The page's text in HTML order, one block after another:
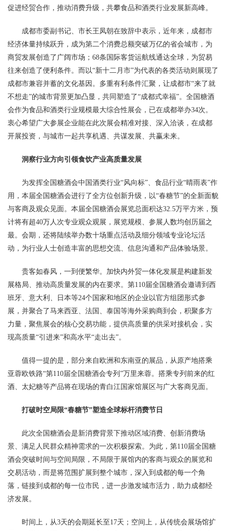
促进经贸合作，推动消费升级，共攀食品和酒类行业发展新高峰。
成都市委副书记、市长王凤朝在致辞中表示，近年来，成都市
经济体量持续跃升，成为第二个消费总额突破万亿的省会城市，为
商贸发展创造了广阔市场；68条国际客货运航线通达全球，为贸易
往来创造了便利条件。而以“新十二月市”为代表的各类活动则展现了
成都市兼容并蓄的文化基因。多重有利条件汇聚，让成都市“来了就
不想走”的城市背景更加凸显，共同塑造了“成都式幸福”。全国糖酒
会作为食品和酒类行业规模最大综合性展会，已在成都举办34次。
衷心希望广大参展企业能在此次展会精准对接、深入洽谈，在成都
开展投资，与城市一起共享机遇、共谋发展、共赢未来。
洞察行业方向引领食饮产业高质量发展
为发挥全国糖酒会中国酒类行业“风向标”、食品行业“晴雨表”作
用，本届全国糖酒会进行了全方位创新升级，以“春糖节”的全新面貌
与客商及观众见面。本届全国糖酒会展览总面积达32.5万平方米，预
计将有超40万人次专业观众观展，展览规模、参展人数均创历届之
最。会期，还将陆续举办数十场重点活动及细分领域专业论坛活
动，为行业人士创造丰富的思想交流、信息沟通和产品体验场景。
贵客如春风，一到便繁华。加快内外贸一体化发展是构建新发
展格局、推动高质量发展的内在要求。第110届全国糖酒会邀请到西
班牙、意大利、日本等24个国家和地区的企业以官方组团形式参
展，并聚合了马来西亚、法国、泰国等海外采购商到会，积聚多方
力量，聚焦展会的核心交易功能，提供高质量的供采对接机会，实
现高质量“引进来”和高水平“走出去”。
值得一提的是，部分来自欧洲和东南亚的展品，从原产地搭乘
亚蓉欧铁路“第110届全国糖酒会专列”万里来蓉。搭乘专列前来的红
酒、太妃糖等产品将在现场的青白江国家馆展区与广大客商见面。
打破时空局限“春糖节”塑造全球标杆消费节日
此次全国糖酒会是新消费背景下推动区域消费、创新消费场
景、满足人民群众精神需求的一次积极探索。为此，第110届全国糖
酒会突破时间与空间局限，不局限于展馆内的客商与观众的展览和
交易活动，而是将范围扩展到整个城市，深入到成都的每一个角
落，链接到成都的每一位市民，进一步激发城市活力，助力成都经
济发展。
时间上，从3天的会期延长至17天；空间上，从传统会展场馆扩